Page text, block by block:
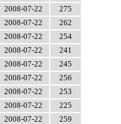
2008-07-22
275
2008-07-22
262
2008-07-22
254
2008-07-22
241
2008-07-22
245
2008-07-22
256
2008-07-22
253
2008-07-22
225
2008-07-22
259